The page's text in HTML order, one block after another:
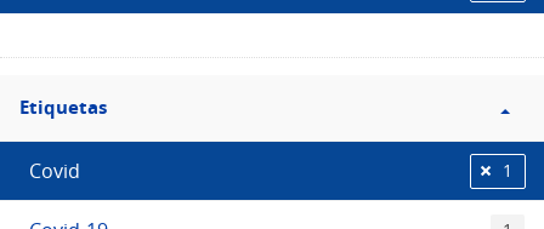
Filtro
Etiquetas
Etiquetas
Covid 1